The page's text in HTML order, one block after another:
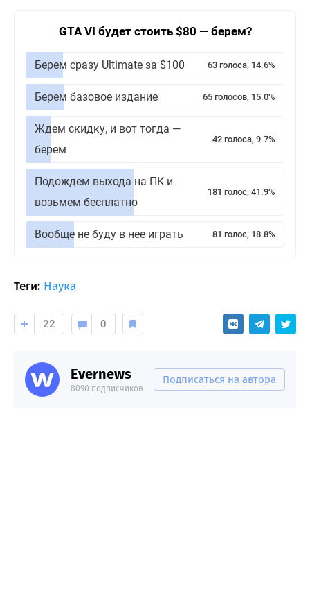
GTA VI будет стоить $80 — берем?
Берем сразу Ultimate за $100 63 голоса, 14.6%
Берем базовое издание 65 голосов, 15.0%
Ждем скидку, и вот тогда —
берем
42 голоса, 9.7%
Подождем выхода на ПК и
возьмем бесплатно
181 голос, 41.9%
Вообще не буду в нее играть 81 голос, 18.8%
Теги: Наука
22 0
Evernews
8090 подписчиков
Подписаться на автора